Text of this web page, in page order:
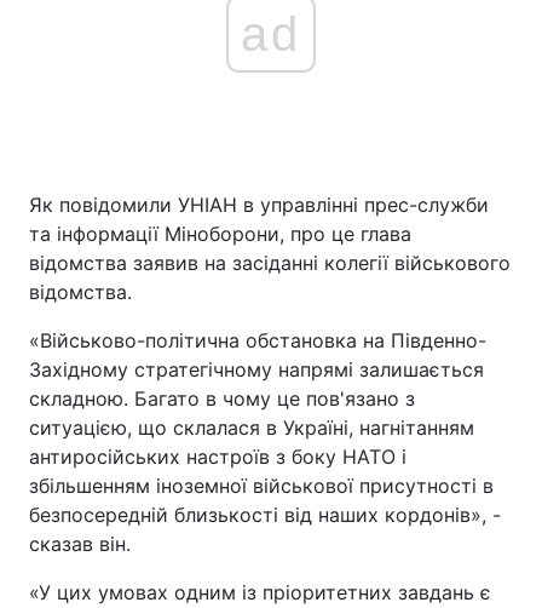
Головна
Україна Політика
Економіка Світ
Спорт Наука
Техно і зв'язок Лайт
ad
Як повідомили УНІАН в управлінні прес-служби
та інформації Міноборони, про це глава
відомства заявив на засіданні колегії військового
відомства.
«Військово-політична обстановка на Південно-
Західному стратегічному напрямі залишається
складною. Багато в чому це пов'язано з
ситуацією, що склалася в Україні, нагнітанням
антиросійських настроїв з боку НАТО і
збільшенням іноземної військової присутності в
безпосередній близькості від наших кордонів», -
сказав він.
«У цих умовах одним із пріоритетних завдань є